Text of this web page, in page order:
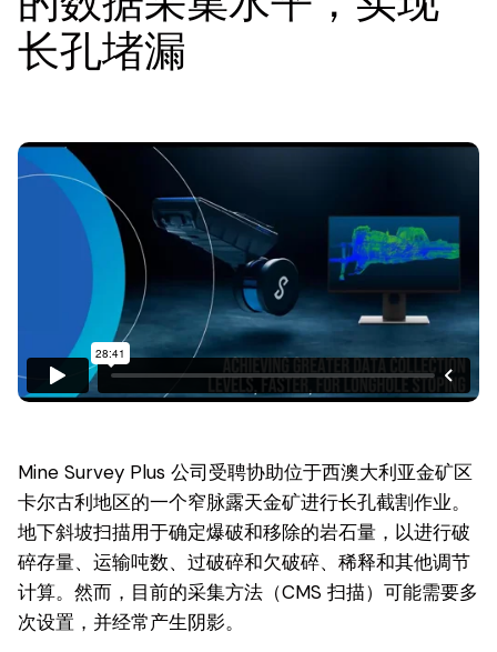
长孔堵漏
Mine Survey Plus 公司受聘协助位于西澳大利亚金矿区
卡尔古利地区的一个窄脉露天金矿进行长孔截割作业。
地下斜坡扫描用于确定爆破和移除的岩石量，以进行破
碎存量、运输吨数、过破碎和欠破碎、稀释和其他调节
计算。然而，目前的采集方法（CMS 扫描）可能需要多
次设置，并经常产生阴影。